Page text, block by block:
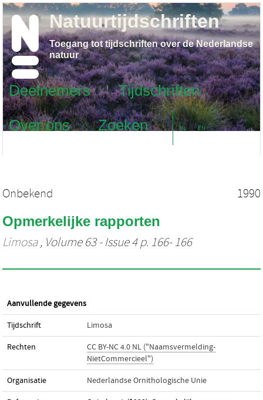
Deelnemers
Tijdschriften
Over ons
Zoeken NL EN
Natuurtijdschriften
Toegang tot tijdschriften over de Nederlandse
natuur
Onbekend 1990
Opmerkelijke rapporten
Limosa, Volume 63 - Issue 4 p. 166- 166
Aanvullende gegevens
Tijdschrift Limosa
Rechten
CC BY-NC 4.0 NL ("Naamsvermelding-
NietCommercieel")
Organisatie Nederlandse Ornithologische Unie